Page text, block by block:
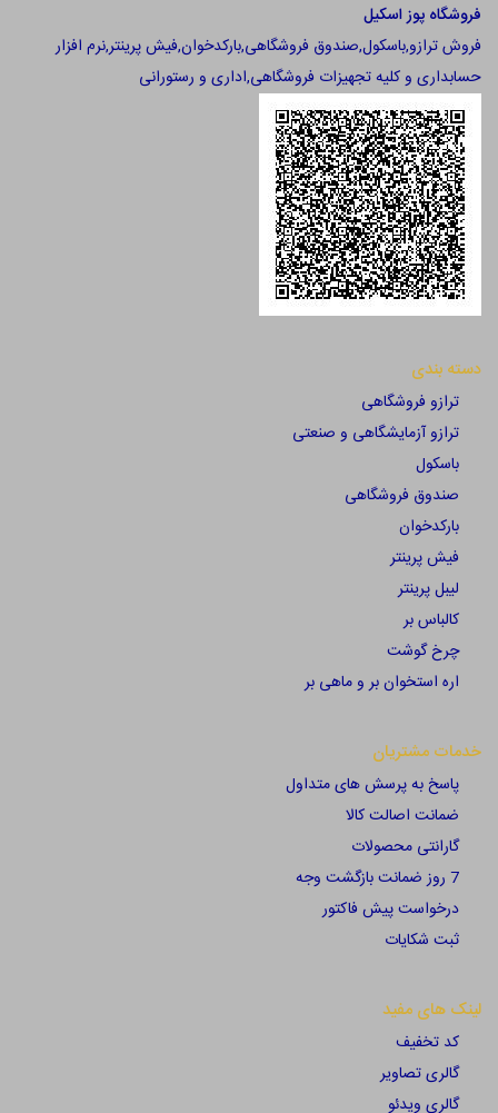
فروشگاه پوز اسکیل
فروش ترازو,باسکول,صندوق فروشگاهی,بارکدخوان,فیش پرینتر,نرم افزار
حسابداری و کلیه تجهیزات فروشگاهی,اداری و رستورانی
دسته بندی
ترازو فروشگاهی
ترازو آزمایشگاهی و صنعتی
باسکول
صندوق فروشگاهی
بارکدخوان
فیش پرینتر
لیبل پرینتر
کالباس بر
چرخ گوشت
اره استخوان بر و ماهی بر
خدمات مشتریان
پاسخ به پرسش های متداول
ضمانت اصالت کالا
گارانتی محصولات
7 روز ضمانت بازگشت وجه
درخواست پیش فاکتور
ثبت شکایات
لینک های مفید
کد تخفیف
گالری تصاویر
گالری ویدئو